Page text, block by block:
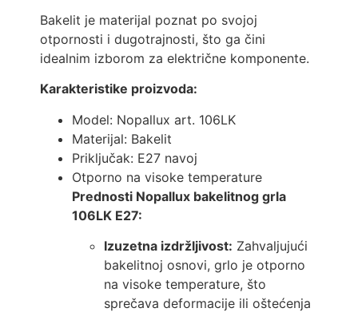
Bakelit je materijal poznat po svojoj
otpornosti i dugotrajnosti, što ga čini
idealnim izborom za električne komponente.
Karakteristike proizvoda:
Model: Nopallux art. 106LK
Materijal: Bakelit
Priključak: E27 navoj
Otporno na visoke temperature
Prednosti Nopallux bakelitnog grla
106LK E27:
Izuzetna izdržljivost: Zahvaljujući
bakelitnoj osnovi, grlo je otporno
na visoke temperature, što
sprečava deformacije ili oštećenja